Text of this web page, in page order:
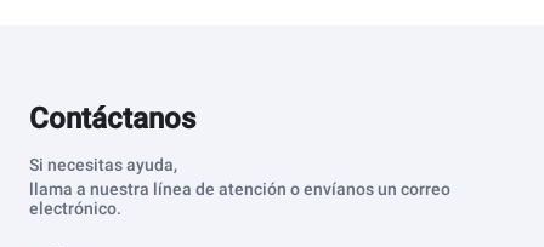
Contáctanos
Si necesitas ayuda,
llama a nuestra línea de atención o envíanos un correo
electrónico.